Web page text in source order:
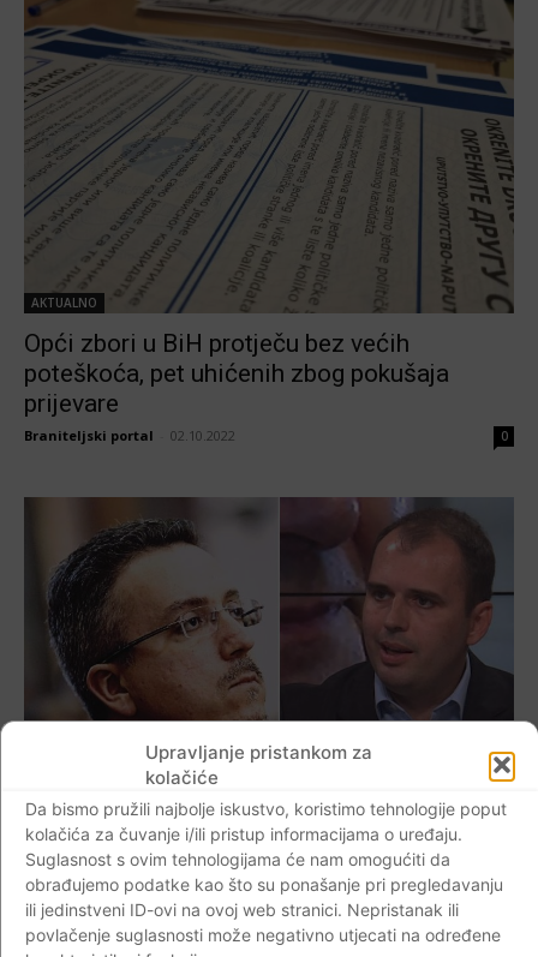
Upravljanje pristankom za
kolačiće
Da bismo pružili najbolje iskustvo, koristimo tehnologije poput
kolačića za čuvanje i/ili pristup informacijama o uređaju.
Suglasnost s ovim tehnologijama će nam omogućiti da
obrađujemo podatke kao što su ponašanje pri pregledavanju
ili jedinstveni ID-ovi na ovoj web stranici. Nepristanak ili
povlačenje suglasnosti može negativno utjecati na određene
AKTUALNO
Opći zbori u BiH protječu bez većih
poteškoća, pet uhićenih zbog pokušaja
prijevare
Braniteljski portal 02.10.2022 0
AKTUALNO
Luka Mišetić oprao bošnjačkog političara i
političkog analitičara. Ovaj put Bajro sam
sebi zabio golčinu!
Braniteljski portal - 18.09.2022